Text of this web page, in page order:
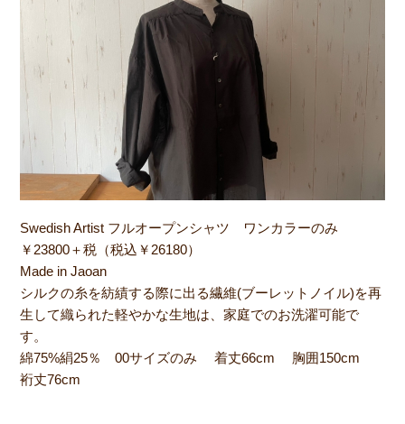
Swedish Artist フルオープンシャツ ワンカラーのみ
￥23800＋税（税込￥26180）
Made in Jaoan
シルクの糸を紡績する際に出る繊維(ブーレットノイル)を再
生して織られた軽やかな生地は、家庭でのお洗濯可能で
す。
綿75%絹25％ 00サイズのみ 着丈66cm 胸囲150cm
裄丈76cm